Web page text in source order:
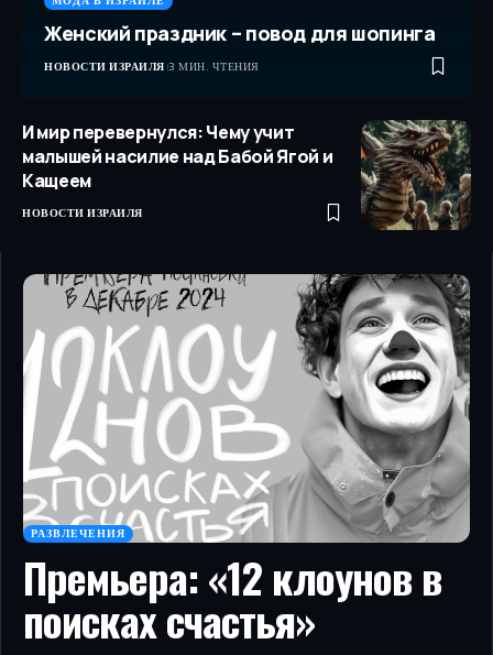
Женский праздник – повод для шопинга
НОВОСТИ ИЗРАИЛЯ 3 МИН. ЧТЕНИЯ
И мир перевернулся: Чему учит
малышей насилие над Бабой Ягой и
Кащеем
НОВОСТИ ИЗРАИЛЯ
РАЗВЛЕЧЕНИЯ
Премьера: «12 клоунов в
поисках счастья»